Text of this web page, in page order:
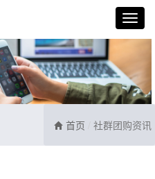
首页 社群团购资讯